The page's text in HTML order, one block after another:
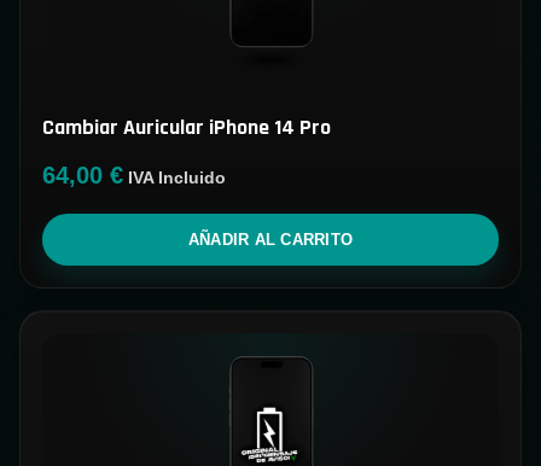
Cambiar Auricular iPhone 14 Pro
64,00 € IVA Incluido
AÑADIR AL CARRITO